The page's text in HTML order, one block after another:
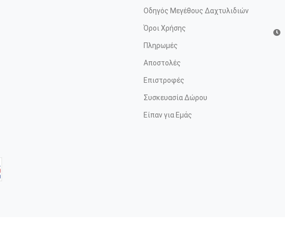
Οδηγός Μεγέθους Δαχτυλιδιών
Όροι Χρήσης
Πληρωμές
Αποστολές
Επιστροφές
Συσκευασία Δώρου
Είπαν για Εμάς